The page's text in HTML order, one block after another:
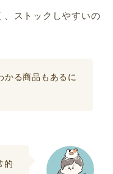
、ストックしやすいの
かる商品もあるに
的